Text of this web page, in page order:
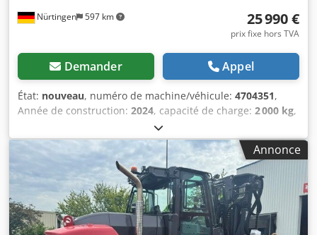
Nürtingen 597 km 25 990 €
prix fixe hors TVA
Demander Appel
État: nouveau, numéro de machine/véhicule: 4704351,
Année de construction: 2024, capacité de charge: 2 000 kg,
4 730 mm, levée libre:
centre de gravité de la charge:500 mm, type de carburant:
électrique, type de mât: triplex, hauteur de construction:
, longueur des fourches:1 200 mm, type de
moteur : Électrique, fabricant : Bobcat Crjdexz Spwjpfx Ai
Aof
Annonce